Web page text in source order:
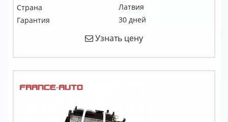
Страна
Латвия
Гарантия
30 дней
Узнать цену